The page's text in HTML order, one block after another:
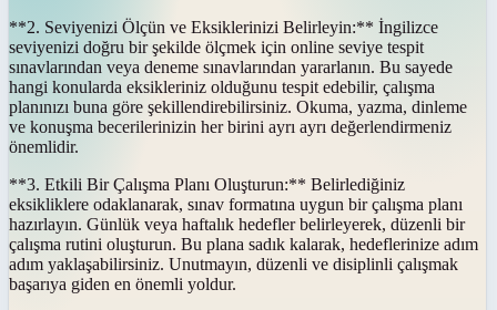
**2. Seviyenizi Ölçün ve Eksiklerinizi Belirleyin:** İngilizce
seviyenizi doğru bir şekilde ölçmek için online seviye tespit
sınavlarından veya deneme sınavlarından yararlanın. Bu sayede
hangi konularda eksikleriniz olduğunu tespit edebilir, çalışma
planınızı buna göre şekillendirebilirsiniz. Okuma, yazma, dinleme
ve konuşma becerilerinizin her birini ayrı ayrı değerlendirmeniz
önemlidir.
**3. Etkili Bir Çalışma Planı Oluşturun:** Belirlediğiniz
eksikliklere odaklanarak, sınav formatına uygun bir çalışma planı
hazırlayın. Günlük veya haftalık hedefler belirleyerek, düzenli bir
çalışma rutini oluşturun. Bu plana sadık kalarak, hedeflerinize adım
adım yaklaşabilirsiniz. Unutmayın, düzenli ve disiplinli çalışmak
başarıya giden en önemli yoldur.